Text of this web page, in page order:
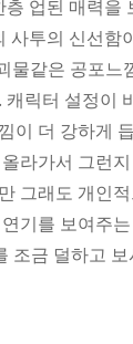
업된 매력을
투의 신선함
같은 공포느
릭터 설정이
이 더 강하게
라가서 그런
그래도 개인
기를 보여주
조금 덜하고